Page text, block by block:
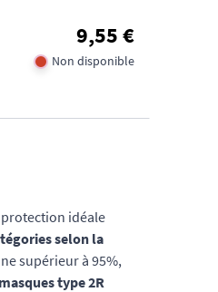
9,55 €
Non disponible
idéale
selon la
supérieur à 95%,
type 2R